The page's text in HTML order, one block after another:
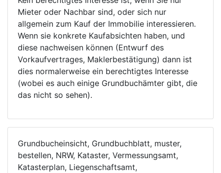
Mieter oder Nachbar sind, oder sich nur
allgemein zum Kauf der Immobilie interessieren.
Wenn sie konkrete Kaufabsichten haben, und
diese nachweisen können (Entwurf des
Vorkaufvertrages, Maklerbestätigung) dann ist
dies normalerweise ein berechtigtes Interesse
(wobei es auch einige Grundbuchämter gibt, die
das nicht so sehen).
Grundbucheinsicht, Grundbuchblatt, muster,
bestellen, NRW, Kataster, Vermessungsamt,
Katasterplan, Liegenschaftsamt,